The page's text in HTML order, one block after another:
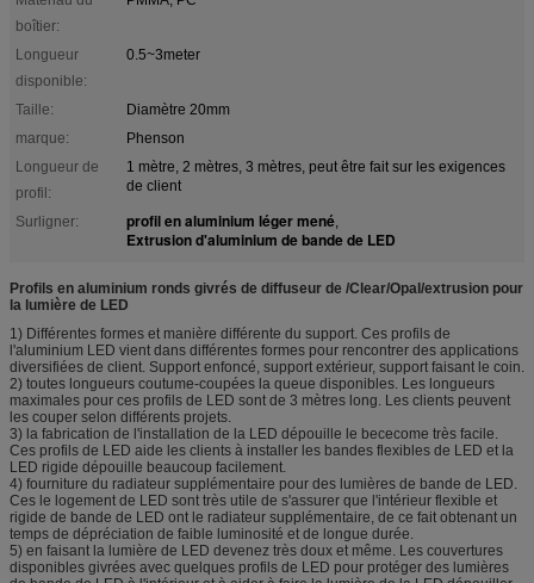
boîtier:
Longueur
disponible:
0.5~3meter
Taille:
Diamètre 20mm
marque:
Phenson
Longueur de
profil:
1 mètre, 2 mètres, 3 mètres, peut être fait sur les exigences
de client
Surligner: profil en aluminium léger mené,
Extrusion d'aluminium de bande de LED
Profils en aluminium ronds givrés de diffuseur de /Clear/Opal/extrusion pour
la lumière de LED
1) Différentes formes et manière différente du support. Ces profils de
l'aluminium LED vient dans différentes formes pour rencontrer des applications
diversifiées de client. Support enfoncé, support extérieur, support faisant le coin.
2) toutes longueurs coutume-coupées la queue disponibles. Les longueurs
maximales pour ces profils de LED sont de 3 mètres long. Les clients peuvent
les couper selon différents projets.
3) la fabrication de l'installation de la LED dépouille le bececome très facile.
Ces profils de LED aide les clients à installer les bandes flexibles de LED et la
LED rigide dépouille beaucoup facilement.
4) fourniture du radiateur supplémentaire pour des lumières de bande de LED.
Ces le logement de LED sont très utile de s'assurer que l'intérieur flexible et
rigide de bande de LED ont le radiateur supplémentaire, de ce fait obtenant un
temps de dépréciation de faible luminosité et de longue durée.
5) en faisant la lumière de LED devenez très doux et même. Les couvertures
disponibles givrées avec quelques profils de LED pour protéger des lumières